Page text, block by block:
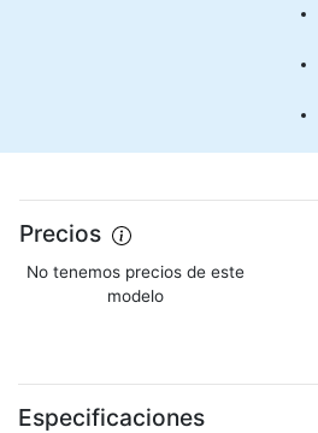
Precios
No tenemos precios de este
modelo
Especificaciones